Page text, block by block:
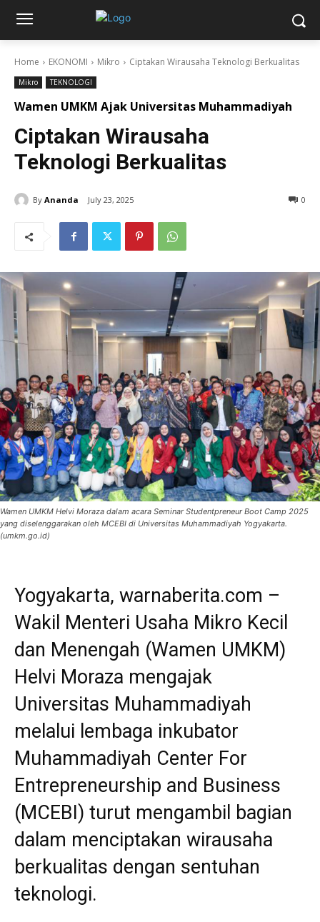
Home EKONOMI Mikro Ciptakan Wirausaha Teknologi Berkualitas
Mikro TEKNOLOGI
Wamen UMKM Ajak Universitas Muhammadiyah
Ciptakan Wirausaha
Teknologi Berkualitas
By Ananda July 23, 2025 0
Wamen UMKM Helvi Moraza dalam acara Seminar Studentpreneur Boot Camp 2025
yang diselenggarakan oleh MCEBI di Universitas Muhammadiyah Yogyakarta.
(umkm.go.id)
Yogyakarta, warnaberita.com –
Wakil Menteri Usaha Mikro Kecil
dan Menengah (Wamen UMKM)
Helvi Moraza mengajak
Universitas Muhammadiyah
melalui lembaga inkubator
Muhammadiyah Center For
Entrepreneurship and Business
(MCEBI) turut mengambil bagian
dalam menciptakan wirausaha
berkualitas dengan sentuhan
teknologi.